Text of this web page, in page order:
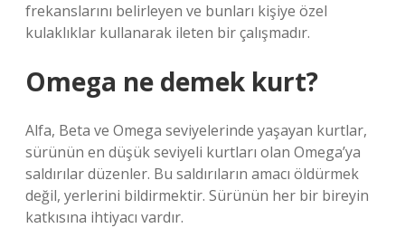
frekanslarını belirleyen ve bunları kişiye özel
kulaklıklar kullanarak ileten bir çalışmadır.
Omega ne demek kurt?
Alfa, Beta ve Omega seviyelerinde yaşayan kurtlar,
sürünün en düşük seviyeli kurtları olan Omega’ya
saldırılar düzenler. Bu saldırıların amacı öldürmek
değil, yerlerini bildirmektir. Sürünün her bir bireyin
katkısına ihtiyacı vardır.